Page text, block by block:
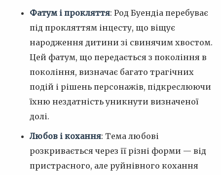
Фатум і прокляття: Род Буендіа перебуває
під прокляттям інцесту, що віщує
народження дитини зі свинячим хвостом.
Цей фатум, що передається з покоління в
покоління, визначає багато трагічних
подій і рішень персонажів, підкреслюючи
їхню нездатність уникнути визначеної
долі.
Любов і кохання: Тема любові
розкривається через її різні форми — від
пристрасного, але руйнівного кохання